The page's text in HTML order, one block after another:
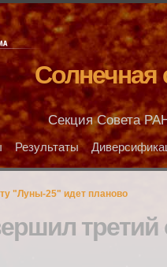
Солнечная
Секция Совета
Результаты
"Луны-25" идет планово
третий